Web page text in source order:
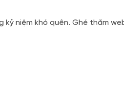
kỷ niệm khó quên. Ghé thăm